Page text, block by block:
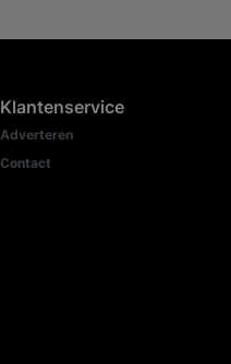
Klantenservice
Adverteren
Contact